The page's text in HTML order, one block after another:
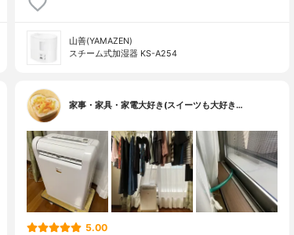
山善(YAMAZEN)
スチーム式加湿器 KS-A254
家事・家具・家電大好き(スイーツも大好き…
5.00